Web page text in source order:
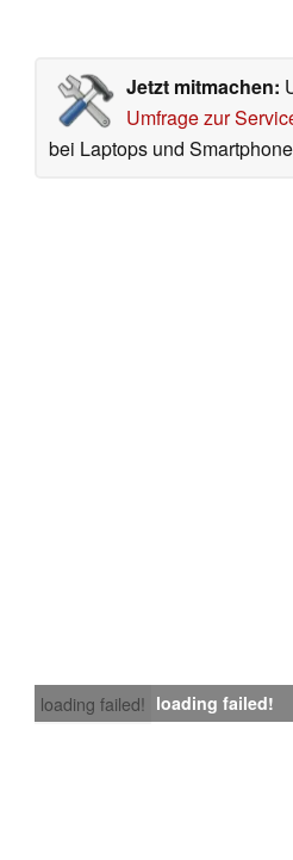
Jetzt mitmachen:
Umfrage zur
bei Laptops und
loading failed! loading failed!